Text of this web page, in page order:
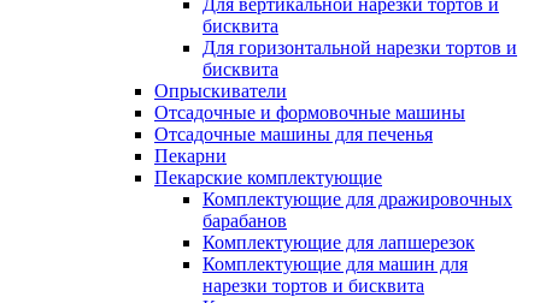
Для вертикальной нарезки тортов и
бисквита
Для горизонтальной нарезки тортов и
бисквита
Опрыскиватели
Отсадочные и формовочные машины
Отсадочные машины для печенья
Пекарни
Пекарские комплектующие
Комплектующие для дражировочных
барабанов
Комплектующие для лапшерезок
Комплектующие для машин для
нарезки тортов и бисквита